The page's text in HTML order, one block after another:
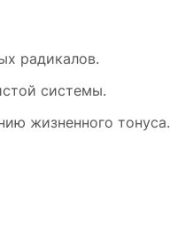
радикалов.
системы.
жизненного тонуса.